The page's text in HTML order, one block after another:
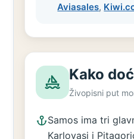
Aviasales,
Kako
Živopisni put
Samos ima tri
Karlovasi i